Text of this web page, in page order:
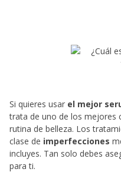
Si quieres usar el mejor
trata de uno de los mejores
rutina de belleza. Los
clase de imperfecciones
incluyes. Tan solo debes
para ti.